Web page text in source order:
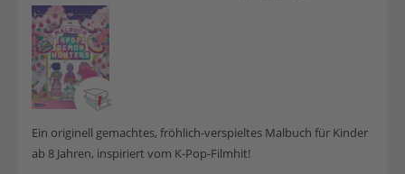
Ein originell gemachtes, fröhlich-verspieltes Malbuch für Kinder
ab 8 Jahren, inspiriert vom K-Pop-Filmhit!